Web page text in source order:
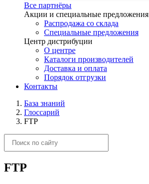
Все партнёры
Акции и специальные предложения
Распродажа со склада
Специальные предложения
Центр дистрибуции
О центре
Каталоги производителей
Доставка и оплата
Порядок отгрузки
Контакты
База знаний
Глоссарий
FTP
FTP